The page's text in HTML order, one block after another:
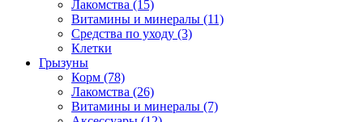
Лакомства (15)
Витамины и минералы (11)
Средства по уходу (3)
Клетки
Грызуны
Корм (78)
Лакомства (26)
Витамины и минералы (7)